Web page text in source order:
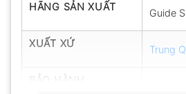
HÃNG SẢN XUẤT Guide
XUẤT XỨ Trung